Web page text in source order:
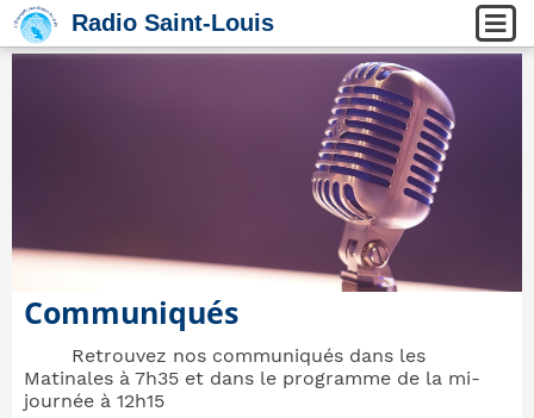
Radio Saint-Louis
Communiqués
Retrouvez nos communiqués dans les
Matinales à 7h35 et dans le programme de la mi-
journée à 12h15